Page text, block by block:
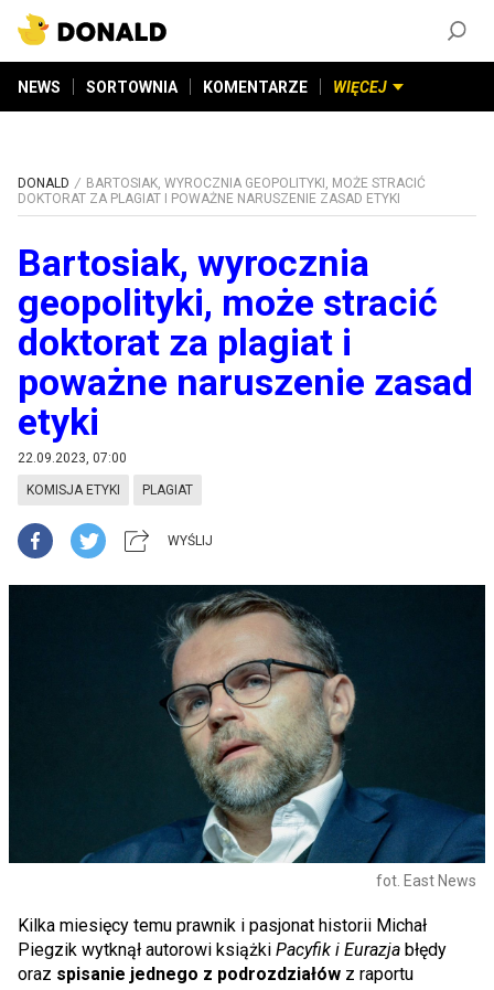
NEWS SORTOWNIA KOMENTARZE WIĘCEJ
DONALD
BARTOSIAK, WYROCZNIA GEOPOLITYKI, MOŻE STRACIĆ
DOKTORAT ZA PLAGIAT I POWAŻNE NARUSZENIE ZASAD ETYKI
Bartosiak, wyrocznia
geopolityki, może stracić
doktorat za plagiat i
poważne naruszenie zasad
etyki
22.09.2023, 07:00
KOMISJA ETYKI PLAGIAT
WYŚLIJ
fot. East News
Kilka miesięcy temu prawnik i pasjonat historii Michał
Piegzik wytknął autorowi książki Pacyfik i Eurazja błędy
oraz spisanie jednego z podrozdziałów z raportu